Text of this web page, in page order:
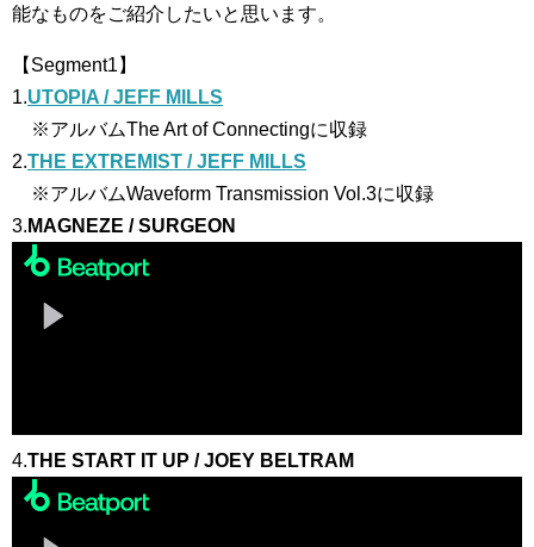
能なものをご紹介したいと思います。
【Segment1】
1.UTOPIA / JEFF MILLS
※アルバムThe Art of Connectingに収録
2.THE EXTREMIST / JEFF MILLS
※アルバムWaveform Transmission Vol.3に収録
3. MAGNEZE / SURGEON
4.THE START IT UP / JOEY BELTRAM